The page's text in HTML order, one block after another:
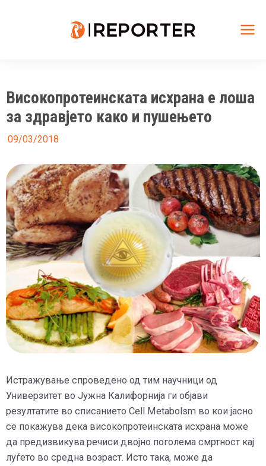
Високопротеинската исхрана е лоша
за здравјето како и пушењето
09/03/2018
Истражување спроведено од тим научници од
Универзитет во Јужна Калифорнија ги објави
резултатите во списанието Cell Metabolsm во кои јасно
се покажува дека високопротеинската исхрана може
да предизвикува речиси двојно поголема смртност кај
луѓето во средна возраст. Исто така, може да